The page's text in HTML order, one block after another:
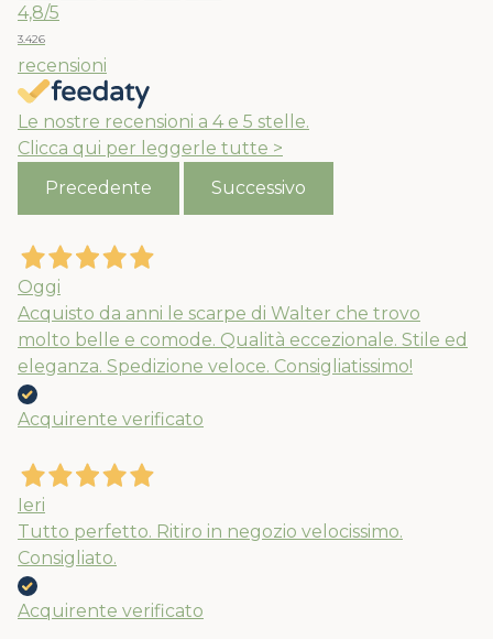
4,8/5
3.426
recensioni
Le nostre recensioni a 4 e 5 stelle.
Clicca qui per leggerle tutte >
Precedente
Successivo
Oggi
Acquisto da anni le scarpe di Walter che trovo
molto belle e comode. Qualità eccezionale. Stile ed
eleganza. Spedizione veloce. Consigliatissimo!
Acquirente verificato
Ieri
Tutto perfetto. Ritiro in negozio velocissimo.
Consigliato.
Acquirente verificato